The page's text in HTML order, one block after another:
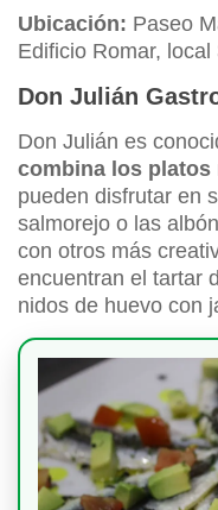
Ubicación: Paseo
Edificio Romar, local
Don Julián
Don Julián es
combina los
pueden disfrutar en
salmorejo o las
con otros más
encuentran el tartar
nidos de huevo con